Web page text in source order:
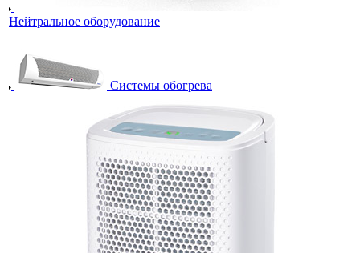
Нейтральное оборудование
Системы обогрева